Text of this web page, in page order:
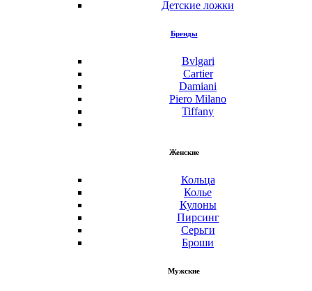
Детские ложки
Бренды
Bvlgari
Cartier
Damiani
Piero Milano
Tiffany
Женские
Кольца
Колье
Кулоны
Пирсинг
Серьги
Броши
Мужские